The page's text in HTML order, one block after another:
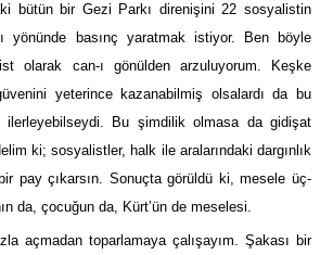
bütün bir Gezi Parkı direnişini 22 sosyalistin
yönünde basınç yaratmak istiyor. Ben böyle
olarak can-ı gönülden arzuluyorum. Keşke
yeterince kazanabilmiş olsalardı da bu
ilerleyebilseydi. Bu şimdilik olmasa da gidişat
ki; sosyalistler, halk ile aralarındaki dargınlık
pay çıkarsın. Sonuçta görüldü ki, mesele üç-
da, çocuğun da, Kürt’ün de meselesi.
açmadan toparlamaya çalışayım. Şakası bir